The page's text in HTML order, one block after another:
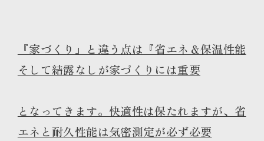
『家づくり』と違う点は『省エネ＆保温性能
そして結露なしが家づくりには重要
となってきます。快適性は保たれますが、省
エネと耐久性能は気密測定が必ず必要